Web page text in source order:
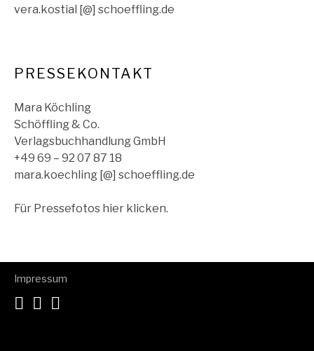
vera.kostial [@] schoeffling.de
PRESSEKONTAKT
Mara Köchling
Schöffling & Co.
Verlagsbuchhandlung GmbH
+49 69 – 92 07 87 18
mara.koechling [@] schoeffling.de
Für Pressefotos hier klicken.
Impressum
SpotifyFacebook